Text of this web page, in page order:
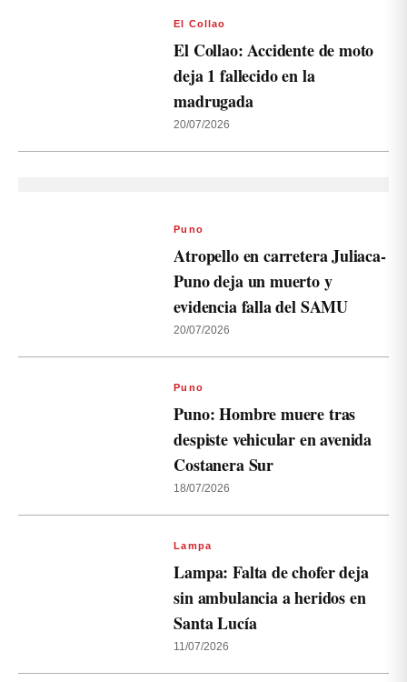
El Collao
El Collao: Accidente de moto
deja 1 fallecido en la
madrugada
20/07/2026
Puno
Atropello en carretera Juliaca-
Puno deja un muerto y
evidencia falla del SAMU
20/07/2026
Puno
Puno: Hombre muere tras
despiste vehicular en avenida
Costanera Sur
18/07/2026
Lampa
Lampa: Falta de chofer deja
sin ambulancia a heridos en
Santa Lucía
11/07/2026